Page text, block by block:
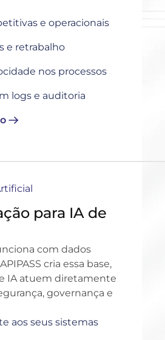
e operacionais
e retrabalho
nos processos
logs e auditoria
para IA de
com dados
cria essa base,
IA atuem diretamente
governança e
aos seus sistemas